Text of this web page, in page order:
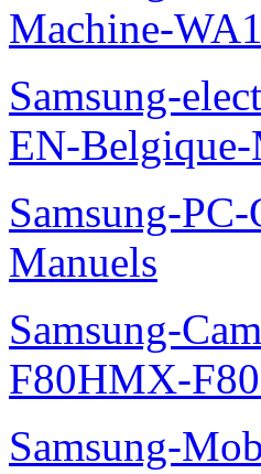
Machine-
Samsung-
EN-Belgique-
Samsung-
Manuels
Samsung-
F80HMX-
Samsung-